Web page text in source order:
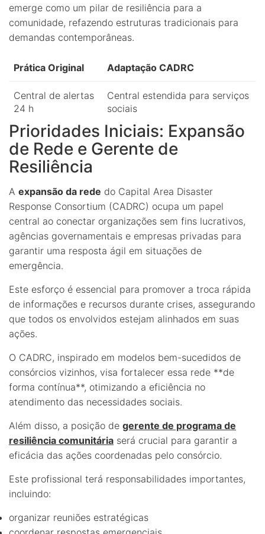
emerge como um pilar de resiliência para a
comunidade, refazendo estruturas tradicionais para
demandas contemporâneas.
Prática Original Adaptação CADRC
Central de alertas
24 h
Central estendida para serviços
sociais
Prioridades Iniciais: Expansão
de Rede e Gerente de
Resiliência
A expansão da rede do Capital Area Disaster
Response Consortium (CADRC) ocupa um papel
central ao conectar organizações sem fins lucrativos,
agências governamentais e empresas privadas para
garantir uma resposta ágil em situações de
emergência.
Este esforço é essencial para promover a troca rápida
de informações e recursos durante crises, assegurando
que todos os envolvidos estejam alinhados em suas
ações.
O CADRC, inspirado em modelos bem-sucedidos de
consórcios vizinhos, visa fortalecer essa rede **de
forma contínua**, otimizando a eficiência no
atendimento das necessidades sociais.
Além disso, a posição de gerente de programa de
resiliência comunitária será crucial para garantir a
eficácia das ações coordenadas pelo consórcio.
Este profissional terá responsabilidades importantes,
incluindo:
organizar reuniões estratégicas